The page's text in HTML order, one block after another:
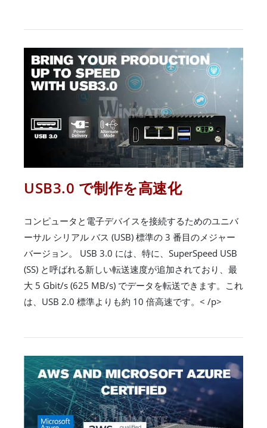
USB3.0 で制作を高速化
コンピュータと電子デバイスを接続するためのユニバ
ーサル シリアル バス (USB) 標準の 3 番目のメジャー
バージョン。 USB 3.0 には、特に、SuperSpeed USB
(SS) と呼ばれる新しい転送速度が追加されており、最
大 5 Gbit/s (625 MB/s) でデータを転送できます。これ
は、USB 2.0 標準よりも約 10 倍高速です。< /p>